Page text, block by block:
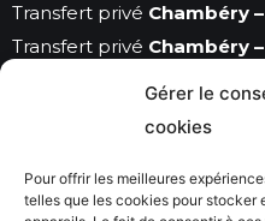
Gérer le
cookies
Pour offrir les meilleures
telles que les cookies pour stocker
Transfert privé Chambéry
Transfert privé Chambéry
TRANSFERTS
Transfert privéCourchevel
Val d’Isère
Transfert privéMéribel